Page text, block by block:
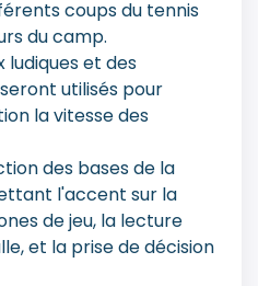
coups du tennis
du camp.
ludiques et des
utilisés pour
la vitesse des
des bases de la
l'accent sur la
de jeu, la lecture
et la prise de décision